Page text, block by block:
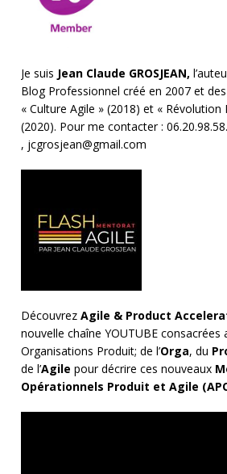
Je suis Jean Claude GROSJEAN,
Blog Professionnel créé en 2007 et
« Culture Agile » (2018) et « Révolution
(2020). Pour me contacter :
, jcgrosjean@gmail.com
Découvrez Agile & Product
nouvelle chaîne YOUTUBE consacrées
Organisations Produit; de l’Orga, du
de l’Agile pour décrire ces nouveaux
Opérationnels Produit et Agile